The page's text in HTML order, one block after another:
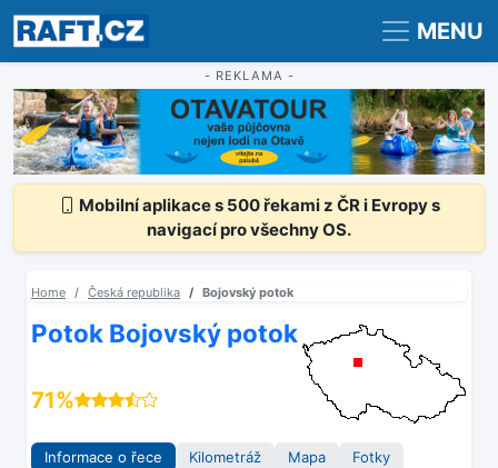
Registrace Přihlášení MENU
- REKLAMA -
Mobilní aplikace s 500 řekami z ČR i Evropy s
navigací pro všechny OS.
Home Česká republika Bojovský potok
Potok Bojovský potok
71%
Informace o řece Kilometráž Mapa Fotky